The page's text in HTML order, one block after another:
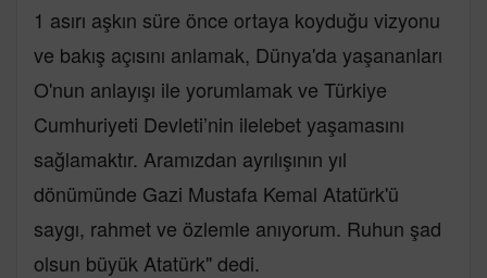
1 asırı aşkın süre önce ortaya koyduğu vizyonu
ve bakış açısını anlamak, Dünya'da yaşananları
O'nun anlayışı ile yorumlamak ve Türkiye
Cumhuriyeti Devleti’nin ilelebet yaşamasını
sağlamaktır. Aramızdan ayrılışının yıl
dönümünde Gazi Mustafa Kemal Atatürk'ü
saygı, rahmet ve özlemle anıyorum. Ruhun şad
olsun büyük Atatürk" dedi.